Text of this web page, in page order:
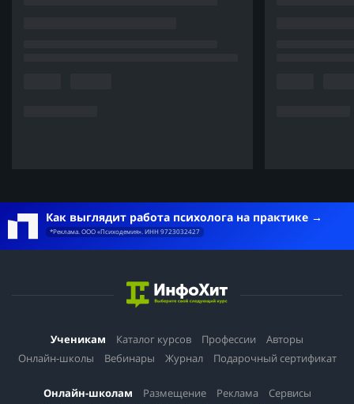
Как выглядит работа психолога на практике
*Реклама. ООО «Психодемия». ИНН 9723032427
Ученикам Каталог курсов Профессии
Авторы
Онлайн-школы
Вебинары Журнал Подарочный сертификат
Онлайн-школам Размещение Реклама
Сервисы